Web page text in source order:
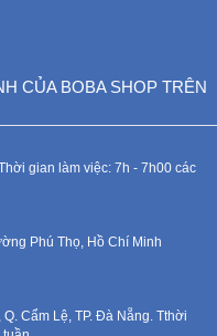
CỦA BOBA SHOP TRÊN
gian làm việc: 7h - 7h00 các
Phú Thọ, Hồ Chí Minh
Cẩm Lệ, TP. Đà Nẵng. Tthời